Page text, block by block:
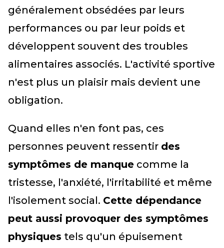
généralement obsédées par leurs
performances ou par leur poids et
développent souvent des troubles
alimentaires associés. L'activité sportive
n'est plus un plaisir mais devient une
obligation.
Quand elles n'en font pas, ces
personnes peuvent ressentir des
symptômes de manque comme la
tristesse, l'anxiété, l'irritabilité et même
l'isolement social. Cette dépendance
peut aussi provoquer des symptômes
physiques tels qu'un épuisement